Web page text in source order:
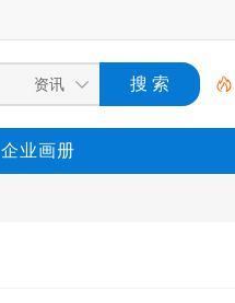
企业画册